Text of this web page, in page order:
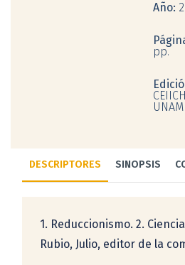
Año:
pp.
UNAM
DESCRIPTORES SINOPSIS
1. Reduccionismo. 2.
Rubio, Julio, editor de la